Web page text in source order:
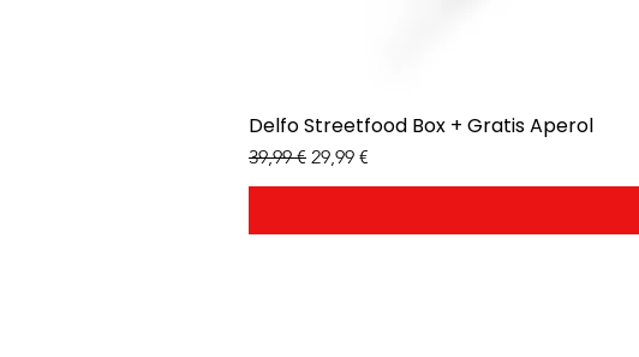
Delfo Streetfood Box + Gratis Aperol
Standardpreis
39,99 € Sale-Preis
29,99 €